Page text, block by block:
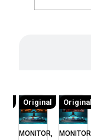
Original
MONITOR,
Original
MONITOR